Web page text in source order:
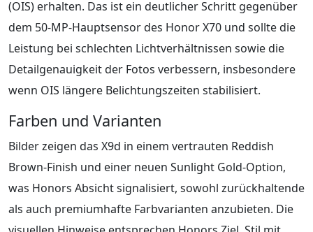
(OIS) erhalten. Das ist ein deutlicher Schritt gegenüber
dem 50‑MP‑Hauptsensor des Honor X70 und sollte die
Leistung bei schlechten Lichtverhältnissen sowie die
Detailgenauigkeit der Fotos verbessern, insbesondere
wenn OIS längere Belichtungszeiten stabilisiert.
Farben und Varianten
Bilder zeigen das X9d in einem vertrauten Reddish
Brown‑Finish und einer neuen Sunlight Gold‑Option,
was Honors Absicht signalisiert, sowohl zurückhaltende
als auch premiumhafte Farbvarianten anzubieten. Die